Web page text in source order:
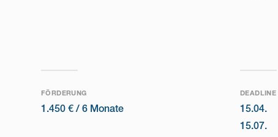
FÖRDERUNG
1.450 € / 6 Monate
DEADLINE
15.04.
15.07.